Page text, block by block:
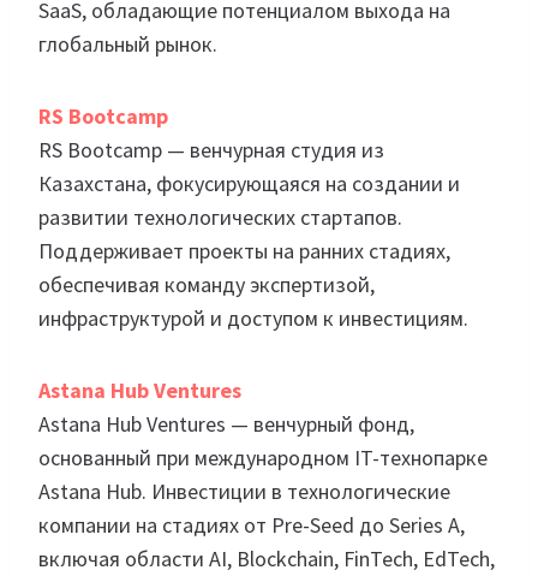
SaaS, обладающие потенциалом выхода на
глобальный рынок.
RS Bootcamp
RS Bootcamp — венчурная студия из
Казахстана, фокусирующаяся на создании и
развитии технологических стартапов.
Поддерживает проекты на ранних стадиях,
обеспечивая команду экспертизой,
инфраструктурой и доступом к инвестициям.
Astana Hub Ventures
Astana Hub Ventures — венчурный фонд,
основанный при международном IT-технопарке
Astana Hub. Инвестиции в технологические
компании на стадиях от Pre-Seed до Series A,
включая области AI, Blockchain, FinTech, EdTech,